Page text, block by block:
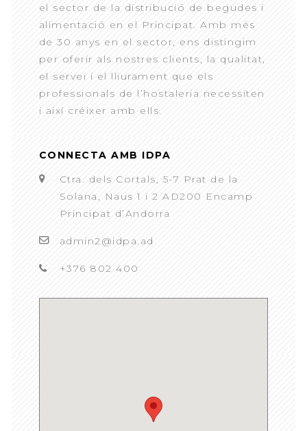
el sector de la distribució de begudes i
alimentació en el Principat. Amb més
de 30 anys en el sector, ens distingim
per oferir als nostres clients, la qualitat,
el servei i el lliurament que els
professionals de l’hostaleria necessiten
i així créixer amb ells.
CONNECTA AMB IDPA
Ctra. dels Cortals, 5-7 Prat de la
Solana, Naus 1 i 2 AD200 Encamp
Principat d’Andorra
admin2@idpa.ad
+376 802 400